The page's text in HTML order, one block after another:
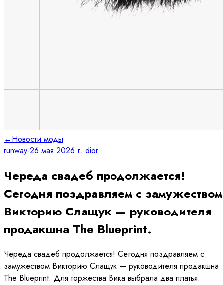
←Новости моды
runway·26 мая 2026 г.·dior
Череда свадеб продолжается!
Сегодня поздравляем с замужеством
Викторию Слащук — руководителя
продакшна The Blueprint.
Череда свадеб продолжается! Сегодня поздравляем с
замужеством Викторию Слащук — руководителя продакшна
The Blueprint. Для торжества Вика выбрала два платья: